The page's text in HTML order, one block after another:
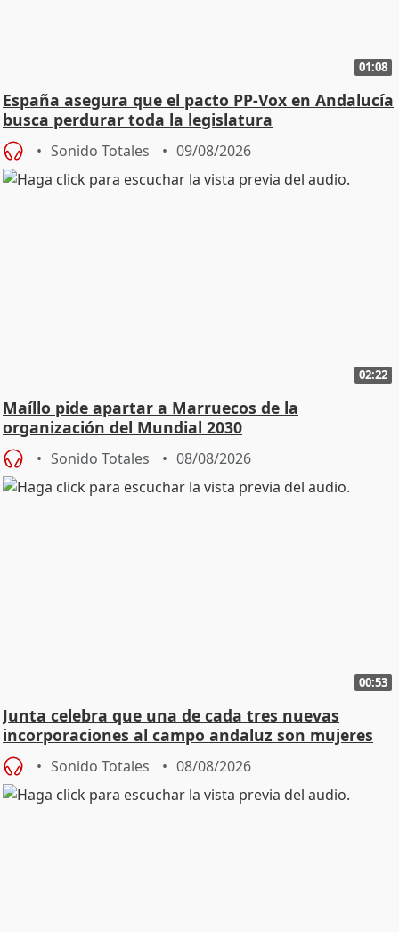
01:08
España asegura que el pacto PP-Vox en Andalucía
busca perdurar toda la legislatura
Sonido Totales 09/08/2026
02:22
Maíllo pide apartar a Marruecos de la
organización del Mundial 2030
Sonido Totales 08/08/2026
00:53
Junta celebra que una de cada tres nuevas
incorporaciones al campo andaluz son mujeres
jóvenes
Sonido Totales 08/08/2026